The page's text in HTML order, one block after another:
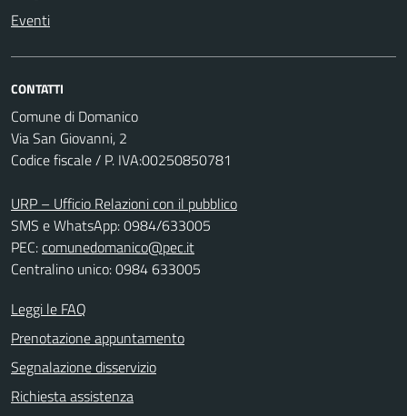
Eventi
CONTATTI
Comune di Domanico
Via San Giovanni, 2
Codice fiscale / P. IVA:00250850781
URP – Ufficio Relazioni con il pubblico
SMS e WhatsApp: 0984/633005
PEC:comunedomanico@pec.it
Centralino unico: 0984 633005
Leggi le FAQ
Prenotazione appuntamento
Segnalazione disservizio
Richiesta assistenza